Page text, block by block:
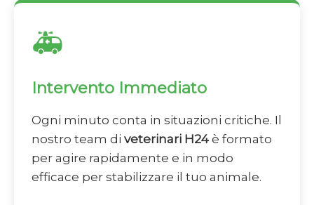
🚑
Intervento Immediato
Ogni minuto conta in situazioni critiche. Il
nostro team di veterinari H24 è formato
per agire rapidamente e in modo
efficace per stabilizzare il tuo animale.